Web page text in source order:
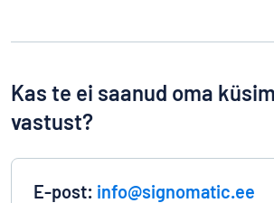
Kas te ei saanud oma
vastust?
E-post: info@signomatic.ee